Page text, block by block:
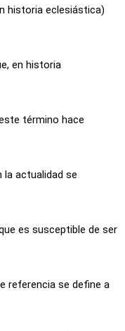
historia eclesiástica)
en historia
término hace
la actualidad se
es susceptible de ser
referencia se define a